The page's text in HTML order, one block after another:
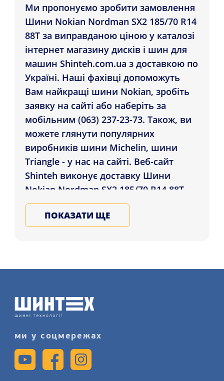
Ми пропонуємо зробити замовлення
Шини Nokian Nordman SX2 185/70 R14
88T за виправданою ціною у каталозі
інтернет магазину дисків і шин для
машин Shinteh.com.ua з доставкою по
Україні. Наші фахівці допоможуть
Вам найкращі шини Nokian, зробіть
заявку на сайті або наберіть за
мобільним (063) 237-23-73. Також, ви
можете глянути популярних
виробників шини Michelin, шини
Triangle - у нас на сайті. Веб-сайт
Shinteh виконує доставку Шини
Nokian Nordman SX2 185/70 R14 88T
клієнтам міст: Харків, Черкаси,
Маріуполь і в усі міста України.
ПОКАЗАТИ ЩЕ
ми у соцмережах